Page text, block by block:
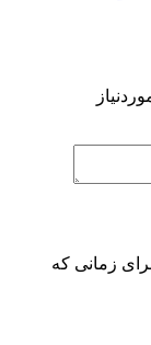
زمانی که